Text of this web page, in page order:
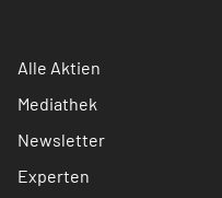
Alle Aktien
Mediathek
Newsletter
Experten